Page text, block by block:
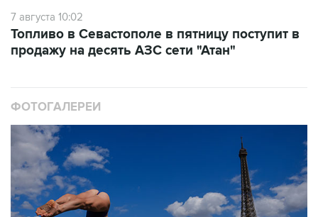
7 августа 10:02
Топливо в Севастополе в пятницу поступит в
продажу на десять АЗС сети "Атан"
ФОТОГАЛЕРЕИ